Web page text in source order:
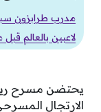
لاعبين بالعالم
يحتضن مسرح
الارتجال